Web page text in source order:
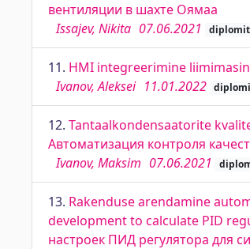
вентиляции в шахте Оямаа
Issajev, Nikita 07.06.2021
11. HMI integreerimine
Ivanov, Aleksei 11.01.2022
12. Tantaalkondensaatorite
Автоматизация контроля
Ivanov, Maksim 07.06.2021
13. Rakenduse arendamine
development to calculate PID
настроек ПИД регулятора для